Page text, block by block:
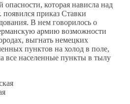
опасности, которая нависла над
появился приказ Ставки
В нем говорилось о
армию возможности
выгнать немецких
пунктов на холод в поле,
все населенные пункты в тылу